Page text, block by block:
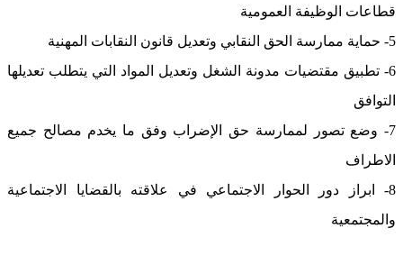
قطاعات الوظيفة العمومية
5- حماية ممارسة الحق النقابي وتعديل قانون النقابات المهنية
6- تطبيق مقتضيات مدونة الشغل وتعديل المواد التي يتطلب تعديلها
التوافق
7- وضع تصور لممارسة حق الإضراب وفق ما يخدم مصالح جميع
الاطراف
8- ابراز دور الحوار الاجتماعي في علاقته بالقضايا الاجتماعية
والمجتمعية